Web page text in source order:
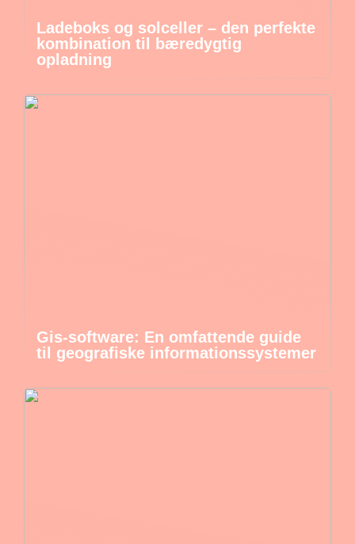
Ladeboks og solceller – den perfekte
kombination til bæredygtig
opladning
Gis-software: En omfattende guide
til geografiske informationssystemer